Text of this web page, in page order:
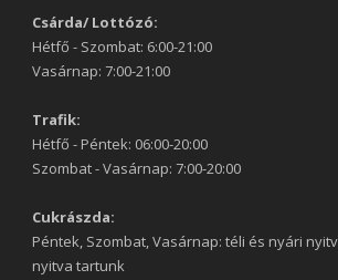
Csárda/ Lottózó:
Hétfő - Szombat: 6:00-21:00
Vasárnap: 7:00-21:00
Trafik:
Hétfő - Péntek: 06:00-20:00
Szombat - Vasárnap: 7:00-20:00
Cukrászda:
Péntek, Szombat, Vasárnap: téli és nyári
nyitva tartunk